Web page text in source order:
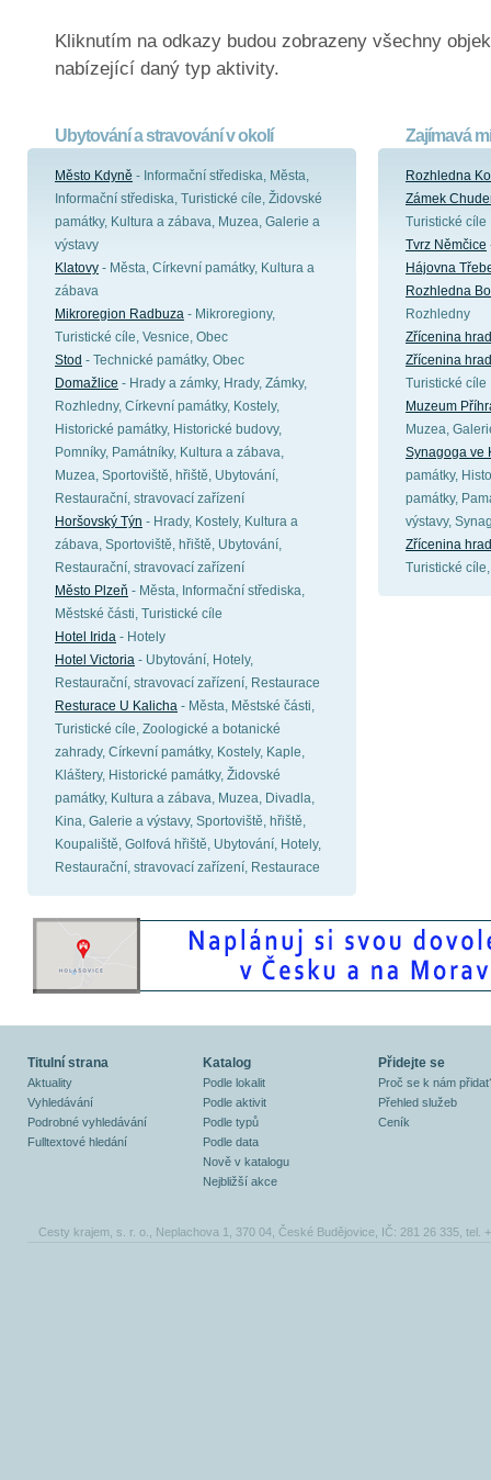
Kliknutím na odkazy budou zobrazeny všechny
nabízející daný typ aktivity.
Ubytování a stravování v okolí
Město Kdyně - Informační střediska, Města,
Informační střediska, Turistické cíle, Židovské
památky, Kultura a zábava, Muzea, Galerie a
výstavy
Klatovy - Města, Církevní památky, Kultura a
zábava
Mikroregion Radbuza - Mikroregiony,
Turistické cíle, Vesnice, Obec
Stod - Technické památky, Obec
Domažlice - Hrady a zámky, Hrady, Zámky,
Rozhledny, Církevní památky, Kostely,
Historické památky, Historické budovy,
Pomníky, Památníky, Kultura a zábava,
Muzea, Sportoviště, hřiště, Ubytování,
Restaurační, stravovací zařízení
Horšovský Týn - Hrady, Kostely, Kultura a
zábava, Sportoviště, hřiště, Ubytování,
Restaurační, stravovací zařízení
Město Plzeň - Města, Informační střediska,
Městské části, Turistické cíle
Hotel Irida - Hotely
Hotel Victoria - Ubytování, Hotely,
Restaurační, stravovací zařízení, Restaurace
Resturace U Kalicha - Města, Městské části,
Turistické cíle, Zoologické a botanické
zahrady, Církevní památky, Kostely, Kaple,
Kláštery, Historické památky, Židovské
památky, Kultura a zábava, Muzea, Divadla,
Kina, Galerie a výstavy, Sportoviště, hřiště,
Koupaliště, Golfová hřiště, Ubytování, Hotely,
Restaurační, stravovací zařízení, Restaurace
Zajímavá
Rozhledna
Zámek
Turistické cíle
Tvrz Němčice
Hájovna
Rozhledna
Rozhledny
Zřícenina
Zřícenina
Turistické cíle
Muzeum
Muzea,
Synagoga ve
památky,
památky,
výstavy,
Zřícenina
Turistické
Titulní strana
Aktuality
Vyhledávání
Podrobné vyhledávání
Fulltextové hledání
Katalog
Podle lokalit
Podle aktivit
Podle typů
Podle data
Nově v katalogu
Nejbližší akce
Přidejte se
Proč se k nám
Přehled služeb
Ceník
Cesty krajem, s. r. o., Neplachova 1, 370 04, České Budějovice, IČ: 281 26 335, tel.